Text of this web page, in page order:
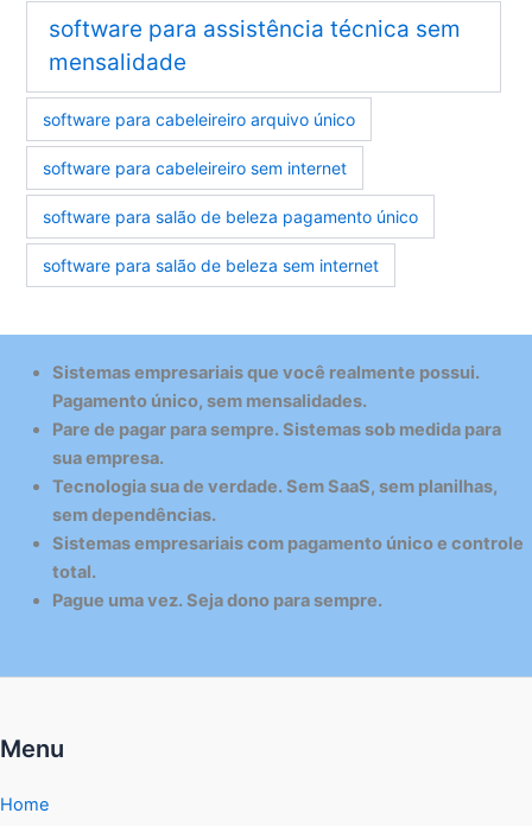
software para assistência técnica sem
mensalidade
software para cabeleireiro arquivo único
software para cabeleireiro sem internet
software para salão de beleza pagamento único
software para salão de beleza sem internet
Sistemas empresariais que você realmente possui.
Pagamento único, sem mensalidades.
Pare de pagar para sempre. Sistemas sob medida para
sua empresa.
Tecnologia sua de verdade. Sem SaaS, sem planilhas,
sem dependências.
Sistemas empresariais com pagamento único e controle
total.
Pague uma vez. Seja dono para sempre.
Menu
Home